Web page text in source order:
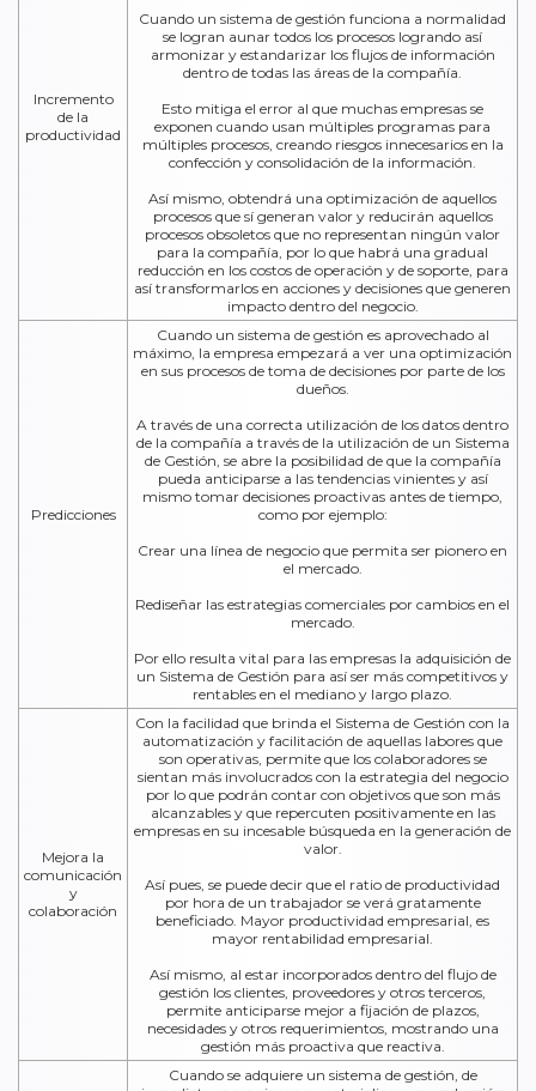
Incremento
de la
productividad
Cuando un sistema de gestión funciona a normalidad
se logran aunar todos los procesos logrando así
armonizar y estandarizar los flujos de información
dentro de todas las áreas de la compañía.
Esto mitiga el error al que muchas empresas se
exponen cuando usan múltiples programas para
múltiples procesos, creando riesgos innecesarios en la
confección y consolidación de la información.
Así mismo, obtendrá una optimización de aquellos
procesos que sí generan valor y reducirán aquellos
procesos obsoletos que no representan ningún valor
para la compañía, por lo que habrá una gradual
reducción en los costos de operación y de soporte, para
así transformarlos en acciones y decisiones que generen
impacto dentro del negocio.
Predicciones
Cuando un sistema de gestión es aprovechado al
máximo, la empresa empezará a ver una optimización
en sus procesos de toma de decisiones por parte de los
dueños.
A través de una correcta utilización de los datos dentro
de la compañía a través de la utilización de un Sistema
de Gestión, se abre la posibilidad de que la compañía
pueda anticiparse a las tendencias vinientes y así
mismo tomar decisiones proactivas antes de tiempo,
como por ejemplo:
Crear una línea de negocio que permita ser pionero en
el mercado.
Rediseñar las estrategias comerciales por cambios en el
mercado.
Por ello resulta vital para las empresas la adquisición de
un Sistema de Gestión para así ser más competitivos y
rentables en el mediano y largo plazo.
Mejora la
comunicación
y
colaboración
Con la facilidad que brinda el Sistema de Gestión con la
automatización y facilitación de aquellas labores que
son operativas, permite que los colaboradores se
sientan más involucrados con la estrategia del negocio
por lo que podrán contar con objetivos que son más
alcanzables y que repercuten positivamente en las
empresas en su incesable búsqueda en la generación de
valor.
Así pues, se puede decir que el ratio de productividad
por hora de un trabajador se verá gratamente
beneficiado. Mayor productividad empresarial, es
mayor rentabilidad empresarial.
Así mismo, al estar incorporados dentro del flujo de
gestión los clientes, proveedores y otros terceros,
permite anticiparse mejor a fijación de plazos,
necesidades y otros requerimientos, mostrando una
gestión más proactiva que reactiva.
Cuando se adquiere un sistema de gestión, de